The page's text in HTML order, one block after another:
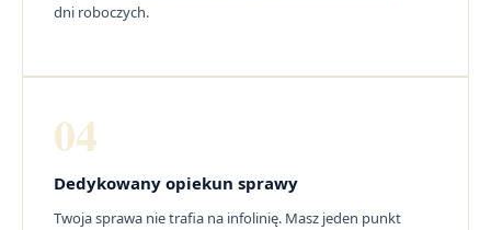
dni roboczych.
04
Dedykowany opiekun sprawy
Twoja sprawa nie trafia na infolinię. Masz jeden punkt